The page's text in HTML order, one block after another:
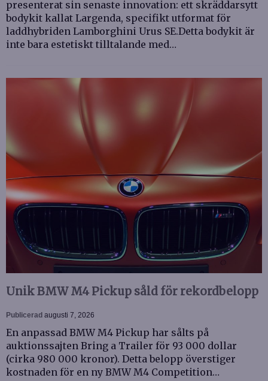
presenterat sin senaste innovation: ett skräddarsytt
bodykit kallat Largenda, specifikt utformat för
laddhybriden Lamborghini Urus SE.Detta bodykit är
inte bara estetiskt tilltalande med…
Unik BMW M4 Pickup såld för rekordbelopp
Publicerad augusti 7, 2026
En anpassad BMW M4 Pickup har sålts på
auktionssajten Bring a Trailer för 93 000 dollar
(cirka 980 000 kronor). Detta belopp överstiger
kostnaden för en ny BMW M4 Competition…